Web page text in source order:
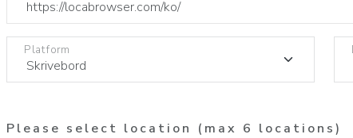
Platform
Please select location (max 6 locations)